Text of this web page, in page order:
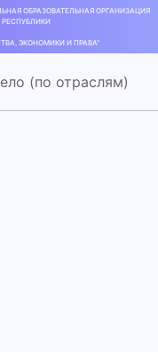
ОБРАЗОВАТЕЛЬНАЯ ОРГАНИЗАЦИЯ
ЭКОНОМИКИ И ПРАВА"
(по отраслям)